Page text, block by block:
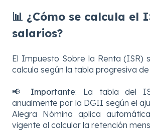
📊 ¿Cómo se calcula el
salarios?
El Impuesto Sobre la Renta (ISR)
calcula según la tabla progresiva
📢 Importante: La tabla del
anualmente por la DGII según el
Alegra Nómina aplica
vigente al calcular la retención